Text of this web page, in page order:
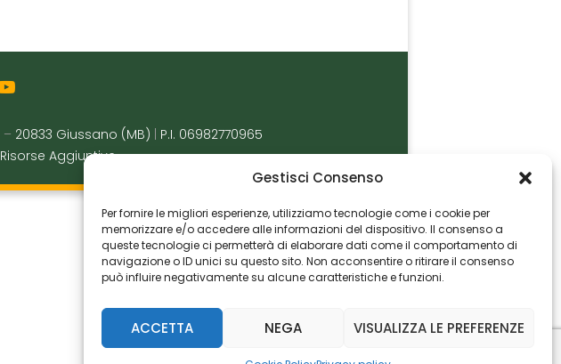
Gestisci Consenso
Per fornire le migliori esperienze, utilizziamo tecnologie come i cookie per
memorizzare e/o accedere alle informazioni del dispositivo. Il consenso a
queste tecnologie ci permetterà di elaborare dati come il comportamento di
navigazione o ID unici su questo sito. Non acconsentire o ritirare il consenso
può influire negativamente su alcune caratteristiche e funzioni.
ACCETTA NEGA VISUALIZZA LE PREFERENZE
– 20833 Giussano (MB)
P.I. 06982770965
Risorse Aggiuntive